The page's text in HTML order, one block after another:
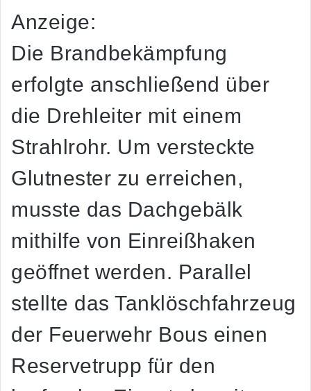
Anzeige:
Die Brandbekämpfung
erfolgte anschließend über
die Drehleiter mit einem
Strahlrohr. Um versteckte
Glutnester zu erreichen,
musste das Dachgebälk
mithilfe von Einreißhaken
geöffnet werden. Parallel
stellte das Tanklöschfahrzeug
der Feuerwehr Bous einen
Reservetrupp für den